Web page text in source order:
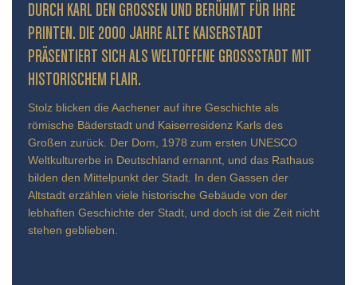
URCH KARL DEN GROSSEN UND BERÜHMT FÜR IHRE PR
INTEN. DIE 2000 JAHRE ALTE KAISERSTADT PR
ÄSENTIERT SICH ALS WELTOFFENE GROSSSTADT MIT HIS
TORISCHEM FLAIR.
Stolz blicken die Aachener auf ihre Geschichte als
römische Bäderstadt und Kaiserresidenz Karls des
Großen zurück. Der Dom, 1978 zum ersten UNESCO
Weltkulturerbe in Deutschland ernannt, und das Rathaus
bilden den Mittelpunkt der Stadt. In den Gassen der
Altstadt erzählen viele historische Gebäude von der
lebhaften Geschichte der Stadt, und doch ist die Zeit nicht
stehen geblieben.